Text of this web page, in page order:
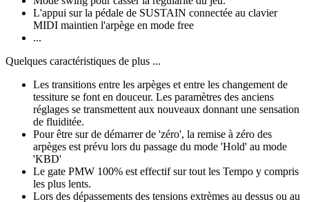
L'appui sur la pédale de SUSTAIN connectée au clavier
MIDI maintien l'arpège en mode free
...
Quelques caractéristiques de plus ...
Les transitions entre les arpèges et entre les changement de
tessiture se font en douceur. Les paramètres des anciens
réglages se transmettent aux nouveaux donnant une sensation
de fluiditée.
Pour être sur de démarrer de 'zéro', la remise à zéro des
arpèges est prévu lors du passage du mode 'Hold' au mode
'KBD'
Le gate PMW 100% est effectif sur tout les Tempo y compris
les plus lents.
Lors des dépassements des tensions extrèmes au dessus ou au